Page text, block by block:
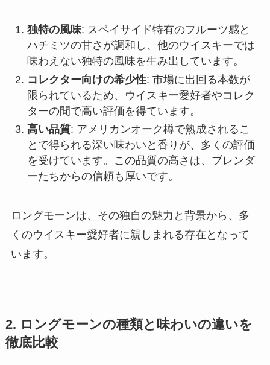
独特の風味: スペイサイド特有のフルーツ感と
ハチミツの甘さが調和し、他のウイスキーでは
味わえない独特の風味を生み出しています。
コレクター向けの希少性: 市場に出回る本数が
限られているため、ウイスキー愛好者やコレク
ターの間で高い評価を得ています。
高い品質: アメリカンオーク樽で熟成されるこ
とで得られる深い味わいと香りが、多くの評価
を受けています。この品質の高さは、ブレンダ
ーたちからの信頼も厚いです。
ロングモーンは、その独自の魅力と背景から、多
くのウイスキー愛好者に親しまれる存在となって
います。
2. ロングモーンの種類と味わいの違いを
徹底比較